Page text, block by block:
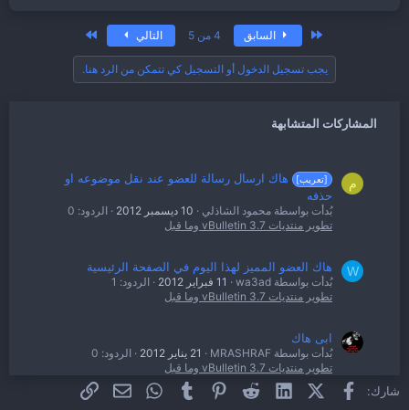
السابق 4 من 5 التالي
يجب تسجيل الدخول أو التسجيل كي تتمكن من الرد هنا.
المشاركات المتشابهة
م [تعريب]
هاك ارسال رسالة للعضو عند نقل موضوعه او
حذفه
بُدأت بواسطة محمود الشاذلي 10 ديسمبر 2012
الردود: 0
تطوير منتديات vBulletin 3.7 وما قبل
W هاك العضو المميز لهذا اليوم في الصفحة الرئيسية
بُدأت بواسطة wa3ad 11 فبراير 2012
الردود: 1
تطوير منتديات vBulletin 3.7 وما قبل
ابى هاك
بُدأت بواسطة MRASHRAF 21 يناير 2012
الردود: 0
تطوير منتديات vBulletin 3.7 وما قبل
شارك: فيسبوكX (Twitter)
LinkedIn
Reddit
Pinterest
Tumblr
WhatsAppالبريد الإلكتروني
الرابط